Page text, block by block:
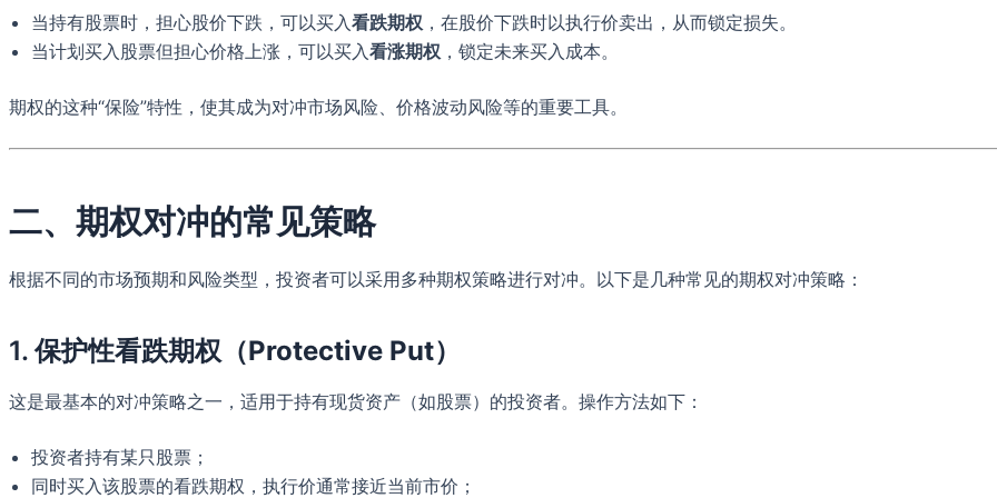
当持有股票时，担心股价下跌，可以买入看跌期权 ，在股价下跌时以执行价卖出，从而锁定损失。
当计划买入股票但担心价格上涨，可以买入看涨期权 ，锁定未来买入成本。
期权的这种“保险”特性，使其成为对冲市场风险、价格波动风险等的重要工具。
二、期权对冲的常见策略
根据不同的市场预期和风险类型，投资者可以采用多种期权策略进行对冲。以下是几种常见的期权对冲策略：
1.保护性看跌期权（Protective Put）
这是最基本的对冲策略之一，适用于持有现货资产（如股票）的投资者。操作方法如下：
投资者持有某只股票；
同时买入该股票的看跌期权，执行价通常接近当前市价；